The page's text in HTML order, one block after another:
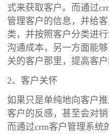
式来获取客户。而通过
管理客户的信息，并给
类，并按照客户分类进
沟通成本，另一方面能
关的客户那里，提高客户
2、客户关怀
如果只是单纯地向客户
客户的反感，甚至会对
而通过crm客户管理系统